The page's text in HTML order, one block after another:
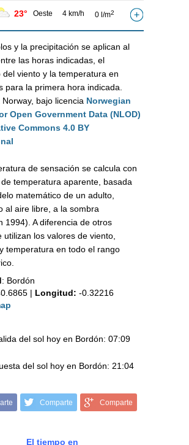
23° Oeste 4 km/h 0 l/m2
y la precipitación se aplican al
las horas indicadas, el
del viento y la temperatura en
para la primera hora indicada.
Norway, bajo licencia Norwegian
Open Government Data (NLOD)
Commons 4.0 BY
de sensación se calcula con
temperatura aparente, basada
matemático de un adulto,
al aire libre, a la sombra
1994). A diferencia de otros
utilizan los valores de viento,
temperatura en todo el rango
: Bordón
| Longitud: -0.32216
del sol hoy en Bordón: 07:09
del sol hoy en Bordón: 21:04
Comparte Comparte
El tiempo en